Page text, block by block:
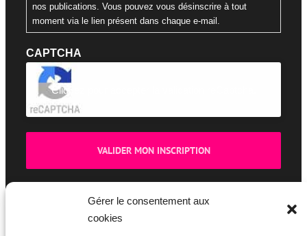
Gérer le consentement aux
cookies
nos publications. Vous pouvez vous désinscrire à tout
moment via le lien présent dans chaque e-mail.
CAPTCHA
Cliquez pour accepter la validation reCaptcha.